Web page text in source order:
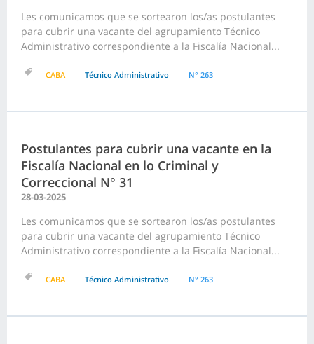
Les comunicamos que se sortearon los/as postulantes
para cubrir una vacante del agrupamiento Técnico
Administrativo correspondiente a la Fiscalía Nacional...
CABA Técnico Administrativo N° 263
Postulantes para cubrir una vacante en la
Fiscalía Nacional en lo Criminal y
Correccional N° 31
28-03-2025
Les comunicamos que se sortearon los/as postulantes
para cubrir una vacante del agrupamiento Técnico
Administrativo correspondiente a la Fiscalía Nacional...
CABA Técnico Administrativo N° 263